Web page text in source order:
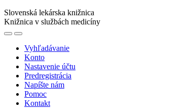
Slovenská lekárska knižnica
Knižnica v službách medicíny
Vyhľadávanie
Konto
Nastavenie účtu
Predregistrácia
Napíšte nám
Pomoc
Kontakt